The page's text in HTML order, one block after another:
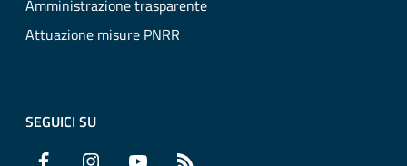
Amministrazione trasparente
Attuazione misure PNRR
SEGUICI SU
Facebook Instagram YouTube